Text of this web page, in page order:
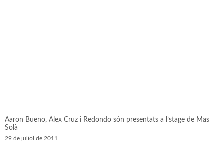
Aaron Bueno, Alex Cruz i Redondo són presentats a l’stage de Mas
Solà
29 de juliol de 2011